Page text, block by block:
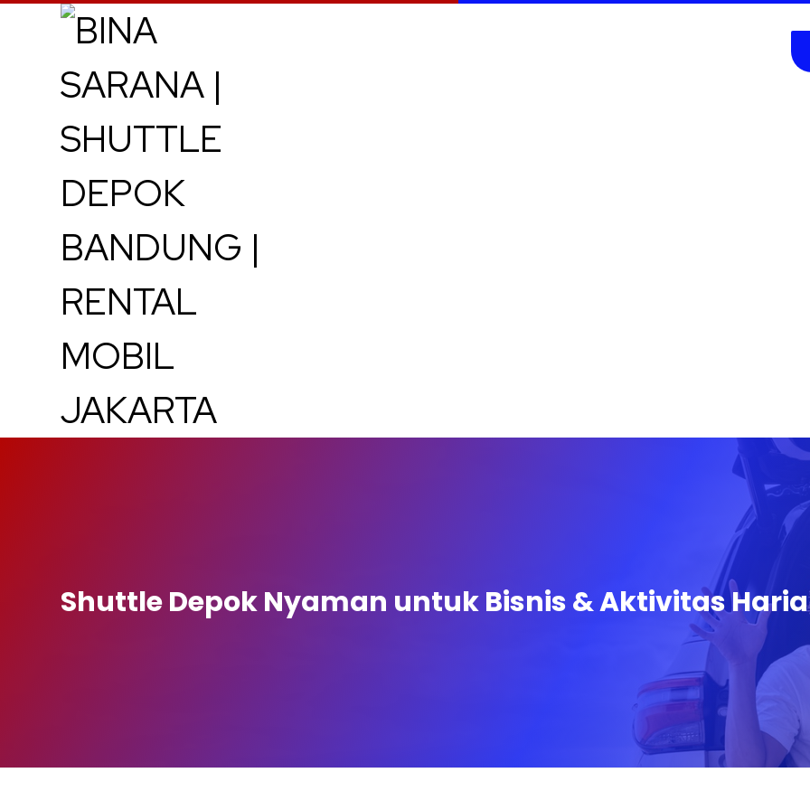
Shuttle Depok Nyaman untuk Bisnis & Aktivitas